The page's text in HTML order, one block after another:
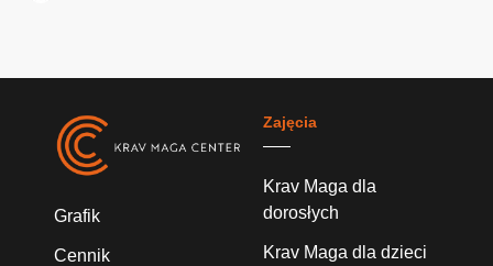
Grafik
Cennik
Zajęcia
Krav Maga dla
dorosłych
Krav Maga dla dzieci